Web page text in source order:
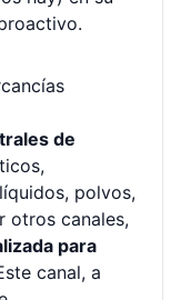
de
polvos,
otros canales,
para
canal, a